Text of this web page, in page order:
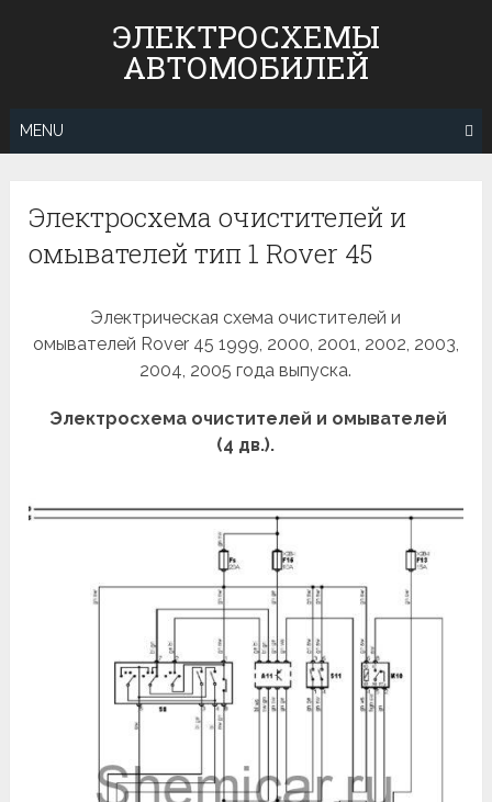
ЭЛЕКТРОСХЕМЫ
АВТОМОБИЛЕЙ
MENU
Электросхема очистителей и
омывателей тип 1 Rover 45
Электрическая схема очистителей и
омывателей Rover 45 1999, 2000, 2001, 2002, 2003,
2004, 2005 года выпуска.
Электросхема очистителей и омывателей
(4 дв.).